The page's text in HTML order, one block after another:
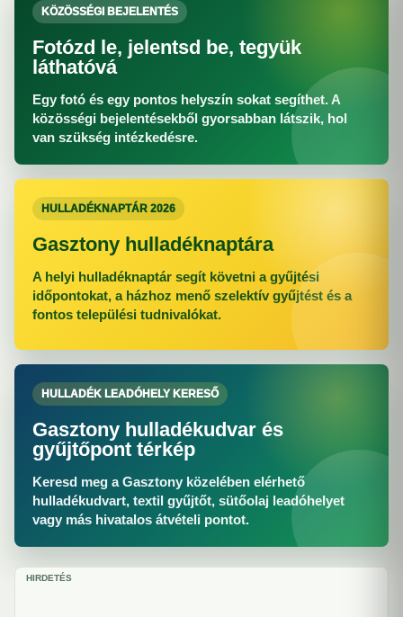
KÖZÖSSÉGI BEJELENTÉS
Fotózd le, jelentsd be, tegyük
láthatóvá
Egy fotó és egy pontos helyszín sokat segíthet. A
közösségi bejelentésekből gyorsabban látszik, hol
van szükség intézkedésre.
HULLADÉKNAPTÁR 2026
Gasztony hulladéknaptára
A helyi hulladéknaptár segít követni a gyűjtési
időpontokat, a házhoz menő szelektív gyűjtést és a
fontos települési tudnivalókat.
HULLADÉK LEADÓHELY KERESŐ
Gasztony hulladékudvar és
gyűjtőpont térkép
Keresd meg a Gasztony közelében elérhető
hulladékudvart, textil gyűjtőt, sütőolaj leadóhelyet
vagy más hivatalos átvételi pontot.
HIRDETÉS